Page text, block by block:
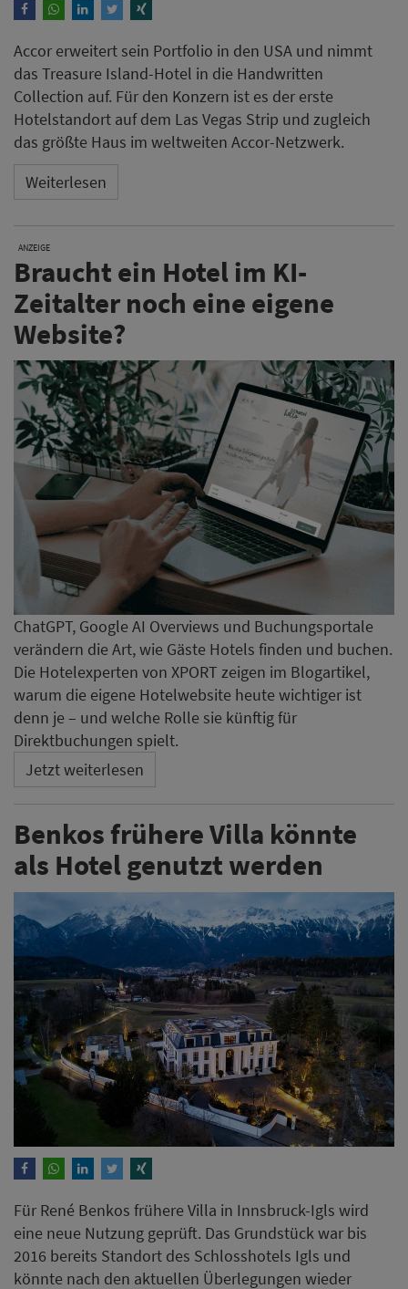
Accor erweitert sein Portfolio in den USA und nimmt
das Treasure Island-Hotel in die Handwritten
Collection auf. Für den Konzern ist es der erste
Hotelstandort auf dem Las Vegas Strip und zugleich
das größte Haus im weltweiten Accor-Netzwerk.
Weiterlesen
ANZEIGE
Braucht ein Hotel im KI-
Zeitalter noch eine eigene
Website?
ChatGPT, Google AI Overviews und Buchungsportale
verändern die Art, wie Gäste Hotels finden und buchen.
Die Hotelexperten von XPORT zeigen im Blogartikel,
warum die eigene Hotelwebsite heute wichtiger ist
denn je – und welche Rolle sie künftig für
Direktbuchungen spielt.
Jetzt weiterlesen
Benkos frühere Villa könnte
als Hotel genutzt werden
Für René Benkos frühere Villa in Innsbruck-Igls wird
eine neue Nutzung geprüft. Das Grundstück war bis
2016 bereits Standort des Schlosshotels Igls und
könnte nach den aktuellen Überlegungen wieder